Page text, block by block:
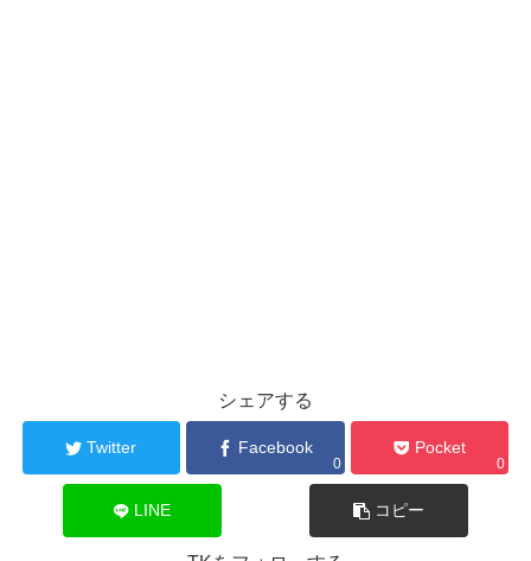
シェアする
Twitter Facebook
0
Pocket
0
LINE コピー